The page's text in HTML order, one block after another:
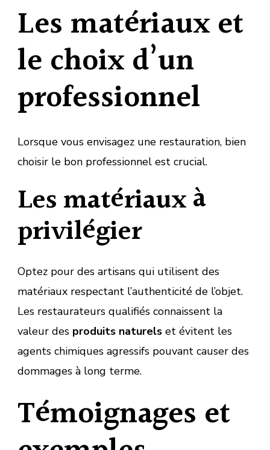
Les matériaux et
le choix d’un
professionnel
Lorsque vous envisagez une restauration, bien
choisir le bon professionnel est crucial.
Les matériaux à
privilégier
Optez pour des artisans qui utilisent des
matériaux respectant l’authenticité de l’objet.
Les restaurateurs qualifiés connaissent la
valeur des produits naturels et évitent les
agents chimiques agressifs pouvant causer des
dommages à long terme.
Témoignages et